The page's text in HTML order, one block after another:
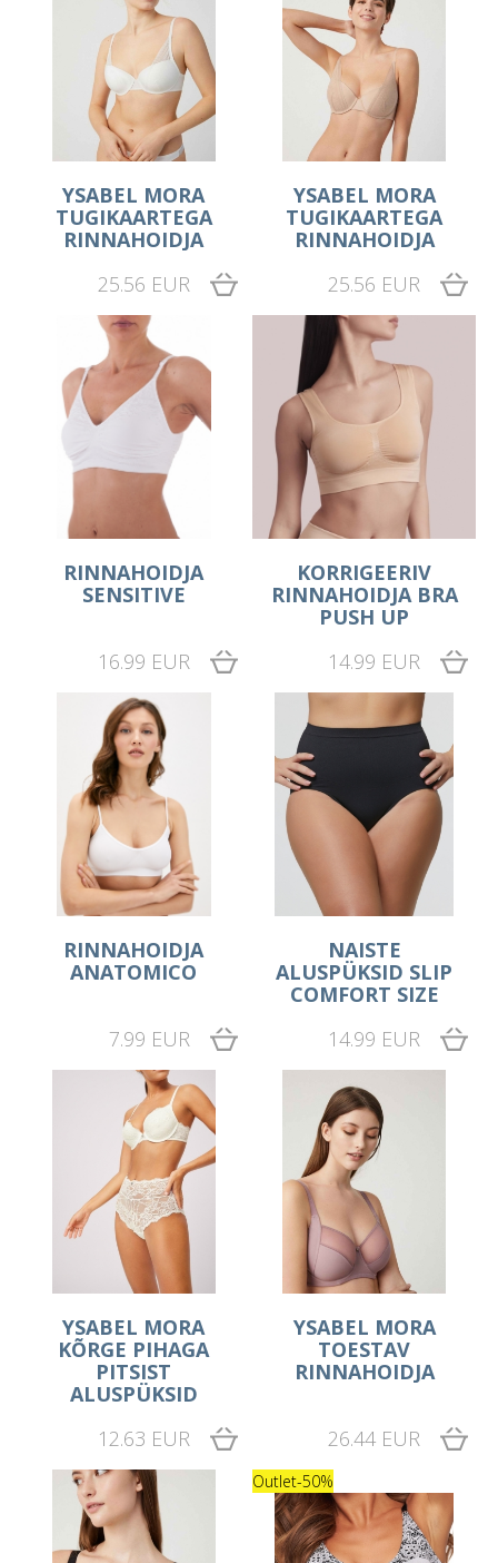
YSABEL MORA
TUGIKAARTEGA
RINNAHOIDJA
25.56 EUR
YSABEL MORA
TUGIKAARTEGA
RINNAHOIDJA
25.56 EUR
RINNAHOIDJA
SENSITIVE
16.99 EUR
KORRIGEERIV
RINNAHOIDJA BRA
PUSH UP
14.99 EUR
RINNAHOIDJA
ANATOMICO
7.99 EUR
NAISTE
ALUSPÜKSID SLIP
COMFORT SIZE
14.99 EUR
YSABEL MORA
KÕRGE PIHAGA
PITSIST
ALUSPÜKSID
12.63 EUR
YSABEL MORA
TOESTAV
RINNAHOIDJA
26.44 EUR
Outlet-50%